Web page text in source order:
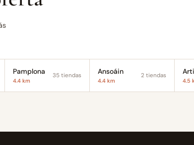
Pamplona
4.4 km
35 tiendas Ansoáin
4.4 km
2 tiendas
4.5